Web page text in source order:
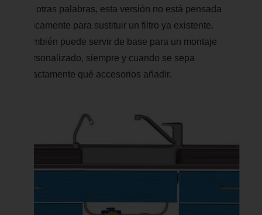
En otras palabras, esta versión no está pensada
únicamente para sustituir un filtro ya existente.
También puede servir de base para un montaje
personalizado, siempre y cuando se sepa
exactamente qué accesorios añadir.